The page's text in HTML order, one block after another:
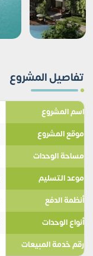
تفاصيل المشروع
اسم المشروع
موقع المشروع
مساحة الوحدات
موعد التسليم
أنظمة الدفع
أنواع الوحدات
رقم خدمة المبيعات